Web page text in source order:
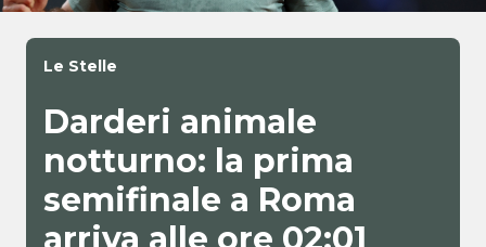
Le Stelle
Darderi animale
notturno: la prima
semifinale a Roma